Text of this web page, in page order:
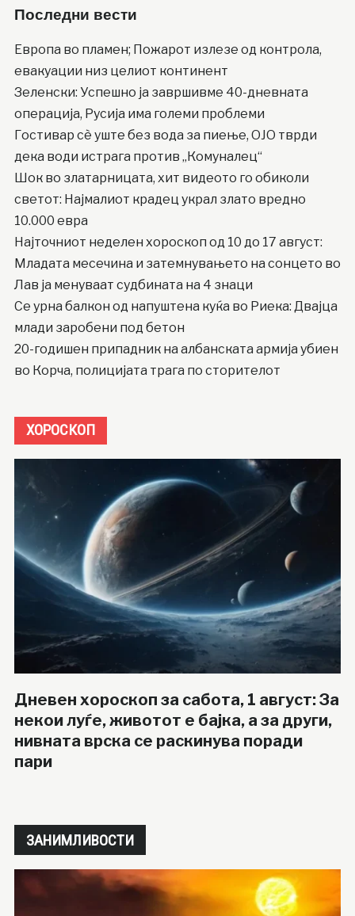
Последни вести
Европа во пламен; Пожарот излезе од контрола,
евакуации низ целиот континент
Зеленски: Успешно ја завршивме 40-дневната
операција, Русија има големи проблеми
Гостивар сè уште без вода за пиење, ОЈО тврди
дека води истрага против „Комуналец“
Шок во златарницата, хит видеото го обиколи
светот: Најмалиот крадец украл злато вредно
10.000 евра
Најточниот неделен хороскоп од 10 до 17 август:
Младата месечина и затемнувањето на сонцето во
Лав ја менуваат судбината на 4 знаци
Се урна балкон од напуштена куќа во Риека: Двајца
млади заробени под бетон
20-годишен припадник на албанската армија убиен
во Корча, полицијата трага по сторителот
ХОРОСКОП
Дневен хороскоп за сабота, 1 август: За
некои луѓе, животот е бајка, а за други,
нивната врска се раскинува поради
пари
ЗАНИМЛИВОСТИ